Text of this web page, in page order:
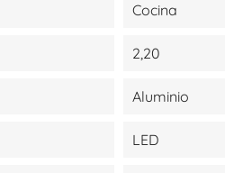
Cocina
2,20
Aluminio
LED